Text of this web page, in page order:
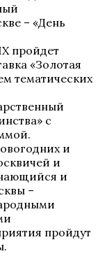
– «День
пройдет
«Золотая
тематических
с
и
и
и
–
пройдут